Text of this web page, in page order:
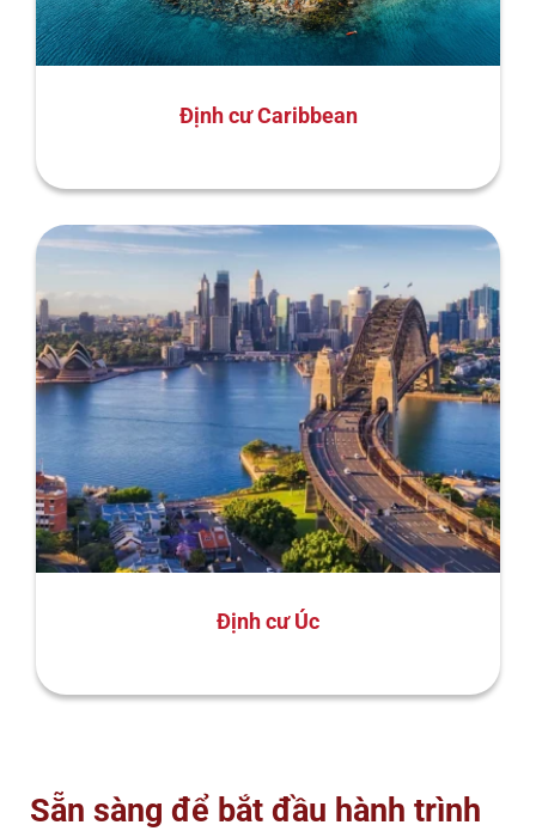
Định cư Caribbean
Định cư Úc
Sẵn sàng để bắt đầu hành trình